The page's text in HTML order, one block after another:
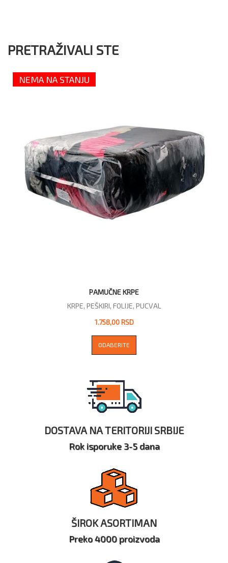
PRETRAŽIVALI STE
NEMA NA STANJU
PAMUČNE KRPE
KRPE, PEŠKIRI, FOLIJE, PUCVAL
1.758,00 RSD
ODABERITE
DOSTAVA NA TERITORIJI SRBIJE
Rok isporuke 3-5 dana
ŠIROK ASORTIMAN
Preko 4000 proizvoda